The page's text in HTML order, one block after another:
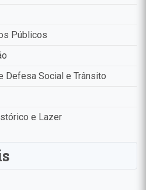
Públicos
Defesa Social e Trânsito
e Lazer